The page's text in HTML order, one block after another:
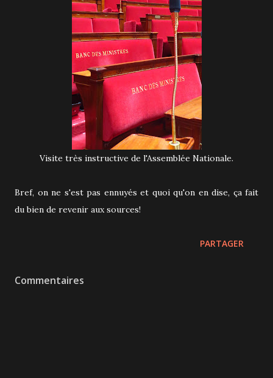
Visite très instructive de l'Assemblée Nationale.
Bref, on ne s'est pas ennuyés et quoi qu'on en dise, ça fait
du bien de revenir aux sources!
PARTAGER
Commentaires